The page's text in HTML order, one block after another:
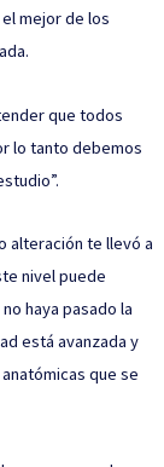
mejor de los
que todos
lo tanto debemos
alteración te llevó a
nivel puede
haya pasado la
está avanzada y
que se